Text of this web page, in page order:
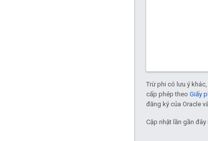
Trừ phi có lưu ý
cấp phép theo Giấy
đăng ký của Oracle
Cập nhật lần gần đây